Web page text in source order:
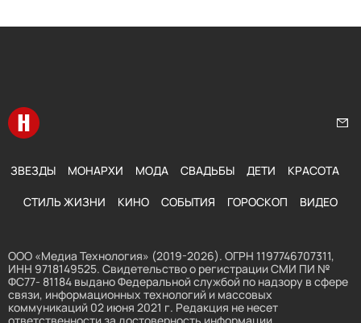
Перейти на главную
ЗВЕЗДЫ МОНАРХИ МОДА СВАДЬБЫ ДЕТИ КРАСОТА
СТИЛЬ ЖИЗНИ КИНО СОБЫТИЯ ГОРОСКОП ВИДЕО
ООО «Медиа Технология» (2019-2026). ОГРН 1197746707311,
ИНН 9718149525. Свидетельство о регистрации СМИ ПИ №
ФС77- 81184 выдано Федеральной службой по надзору в сфере
связи, информационных технологий и массовых
коммуникаций 02 июня 2021 г. Редакция не несет